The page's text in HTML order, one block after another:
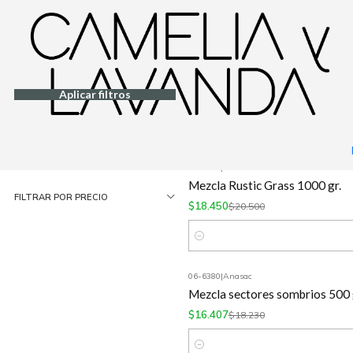
Inicio Jardinería Semillas de césped
Filtrar Productos
1-6 de 6 productos
Aplicar filtros
ORDENAR POR
FILTRAR POR PRECIO
-30%OFF
06-8400|Anasac
Mezcla Manquehue con
$16.800
Mezcla Rustic Grass 1000 gr.
$18.450$20.500
Cantidad
06-6380|Anasac
Mezcla sectores sombrios 500
$16.407$18.230